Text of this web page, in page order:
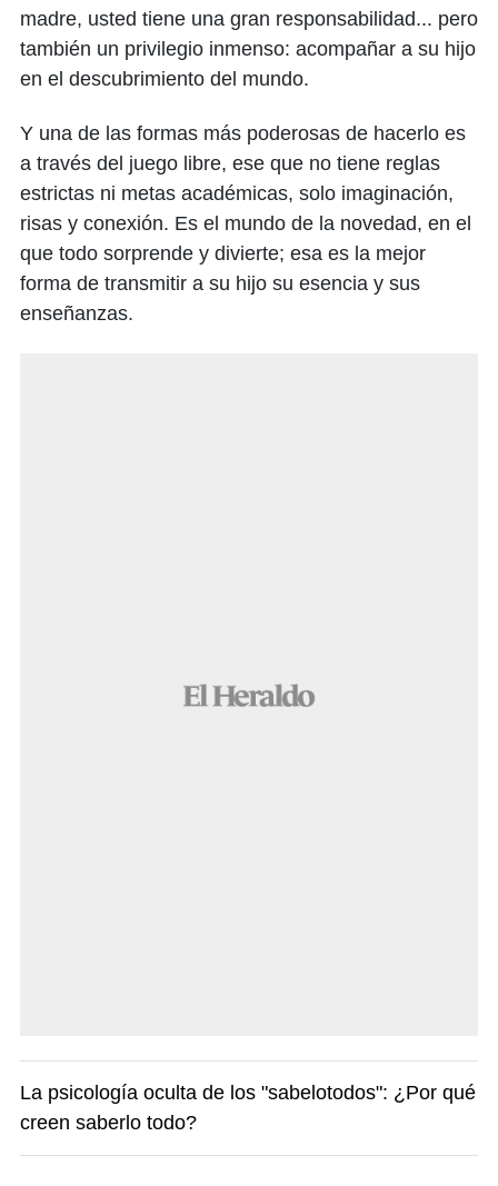
madre, usted tiene una gran responsabilidad... pero
también un privilegio inmenso: acompañar a su hijo
en el descubrimiento del mundo.
Y una de las formas más poderosas de hacerlo es
a través del juego libre, ese que no tiene reglas
estrictas ni metas académicas, solo imaginación,
risas y conexión. Es el mundo de la novedad, en el
que todo sorprende y divierte; esa es la mejor
forma de transmitir a su hijo su esencia y sus
enseñanzas.
La psicología oculta de los "sabelotodos": ¿Por qué
creen saberlo todo?